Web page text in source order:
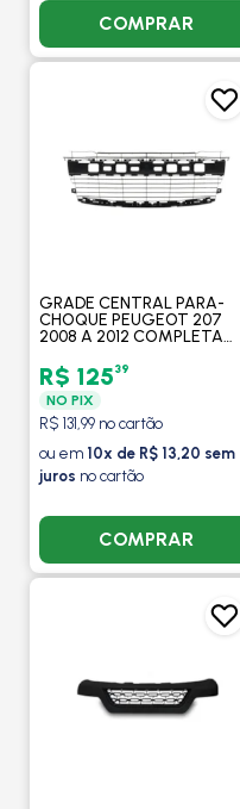
COMPRAR
GRADE CENTRAL PARA-
CHOQUE PEUGEOT 207
2008 A 2012 COMPLETA
R$ 12539
NO PIX
R$ 131,99 no cartão
ou em 10x de R$ 13,20 sem
juros no cartão
COMPRAR